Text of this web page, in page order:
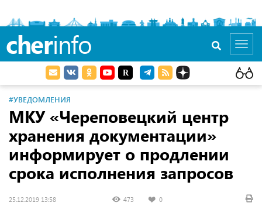
cherinfo
#УВЕДОМЛЕНИЯ
МКУ «Череповецкий центр
хранения документации»
информирует о продлении
срока исполнения запросов
25.12.2019 13:58 473 0